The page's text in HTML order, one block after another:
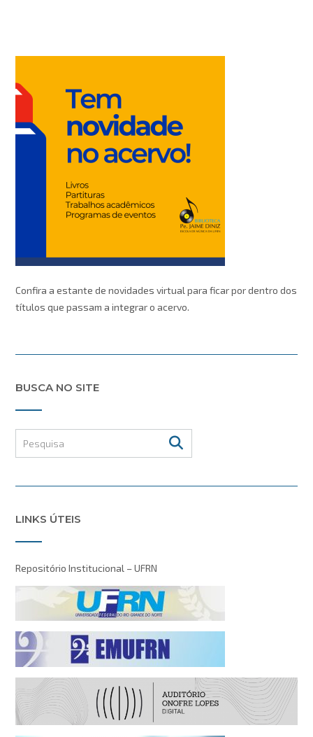
Confira a estante de novidades virtual para ficar por dentro dos
títulos que passam a integrar o acervo.
BUSCA NO SITE
LINKS ÚTEIS
Repositório Institucional – UFRN